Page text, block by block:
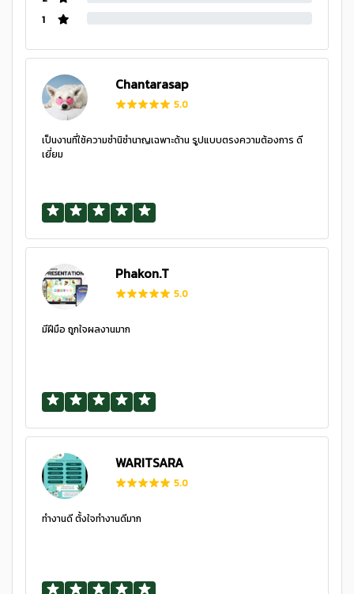
1
Chantarasap
5.0
เป็นงานที่ใช้ความชำนิชำนาญเฉพาะด้าน รูปแบบตรงความต้องการ ดี
เยี่ยม
Phakon.T
5.0
มีฝีมือ ถูกใจผลงานมาก
WARITSARA
5.0
ทำงานดี ตั้งใจทำงานดีมาก